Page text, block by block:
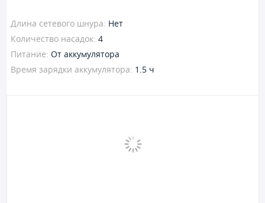
Длина сетевого шнура: Нет
Количество насадок: 4
Питание: От аккумулятора
Время зарядки аккумулятора: 1.5 ч